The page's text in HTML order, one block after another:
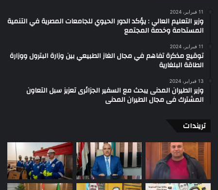
11 فبراير، 2024
وزير التعليم العالي : يؤكد الدور الحيوي للجامعات المصرية في التنمية
المستدامة وخدمة المجتمع
11 فبراير، 2024
توقيع مذكرة تفاهم في مجال الغاز الطبيعي بين وزارة البترول ووزارة
الطاقة البلغارية
13 فبراير، 2024
وزير الطيران المدنى يبحث مع السفير الجزائرى تعزيز سبل التعاون
المشترك فى مجال الطيران المدنى
تريندات